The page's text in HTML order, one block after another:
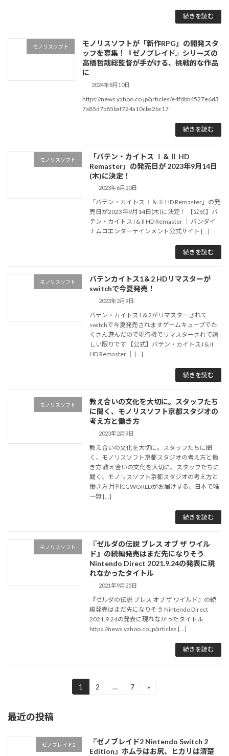
続きを読む
モノリスソフト
モノリスソフトが「新作RPG」の開発スタ
ッフを募集！『ゼノブレイド』シリーズの
高橋哲哉総監督が手がける、挑戦的な作品
に
2024年8月10日
https://news.yahoo.co.jp/articles/e4fdbb4527e6d3
7a85d7b85baf724a10cba2bc17
続きを読む
モノリスソフト
「バテン・カイトス Ⅰ＆Ⅱ HD
Remaster」の発売日が 2023年9月14日
(木)に決定！
2023年6月20日
「バテン・カイトス Ⅰ＆Ⅱ HD Remaster」の発
売日が2023年9月14日(木)に決定！ 【公式】バ
テン・カイトス I & II HD Remaster ｜ バンダイ
ナムコエンターテインメント公式サイト […]
続きを読む
モノリスソフト
バテンカイトス1＆2 HDリマスターが
switchで今夏発売！
2023年2月9日
バテン・カイトス1＆2がリマスターされて
switchで今夏発売されますゲームキューブでた
くさん遊んだので現行機でリマスターされて嬉
しい限りです 【公式】バテン・カイトス I & II
HD Remaster ｜ […]
続きを読む
モノリスソフト
教え合いの文化を大切に。スタッフたち
に聞く、モノリスソフト京都スタジオの
考え方と働き方
2023年2月9日
教え合いの文化を大切に。スタッフたちに聞
く、モノリスソフト京都スタジオの考え方と働
き方 教え合いの文化を大切に。スタッフたちに
聞く、モノリスソフト京都スタジオの考え方と
働き方 月刊CGWORLDがお届けする、日本で唯
一無 […]
続きを読む
モノリスソフト
『ゼルダの伝説 ブレス オブ ザ ワイル
ド』の続編発売はまだ先になりそう
Nintendo Direct 2021.9.24の発表に現
れなかったタイトル
2021年9月25日
『ゼルダの伝説 ブレス オブ ザ ワイルド』の続
編発売はまだ先になりそう Nintendo Direct
2021.9.24の発表に現れなかったタイトル
https://news.yahoo.co.jp/articles […]
続きを読む
の
ペ
固
定
1
固
2 …
固
7 »
最近の投稿
ゼノブレイド2
『ゼノブレイド2 Nintendo Switch 2
Edition』ホムラはお尻、ヒカリは清楚